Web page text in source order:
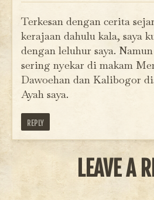
Terkesan dengan cerita
kerajaan dahulu kala, saya
dengan leluhur saya.
sering nyekar di makam
Dawoehan dan Kalibogor
Ayah saya.
REPLY
LEAVE A